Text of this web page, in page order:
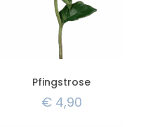
Pfingstrose
€4,90